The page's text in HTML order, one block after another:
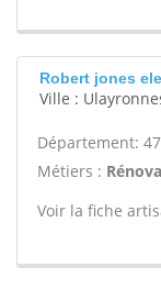
Robert jones
Ville :
Département: 47
Métiers :
Voir la fiche